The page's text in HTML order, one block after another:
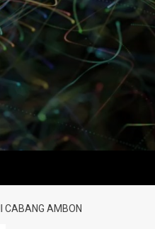
CABANG AMBON